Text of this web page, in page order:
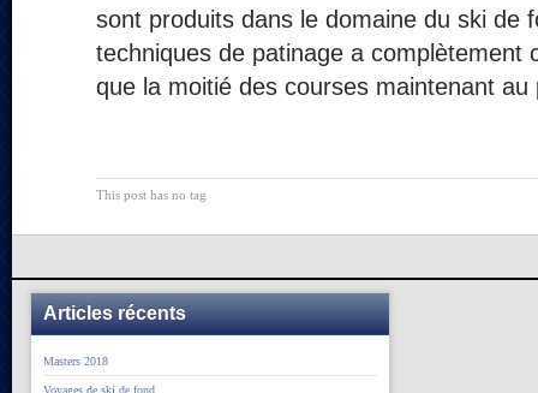
sont produits dans le domaine du ski de
techniques de patinage a complètement
que la moitié des courses maintenant
This post has no tag
Articles récents
Masters 2018
Voyages de ski de fond